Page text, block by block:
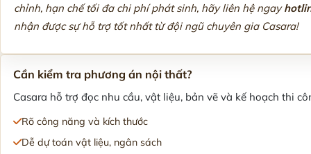
chỉnh, hạn chế tối đa chi phí phát sinh, hãy liên hệ ngay
nhận được sự hỗ trợ tốt nhất từ đội ngũ chuyên gia Casara!
Cần kiểm tra phương án nội thất?
Casara hỗ trợ đọc nhu cầu, vật liệu, bản vẽ và kế hoạch thi
Rõ công năng và kích thước
Dễ dự toán vật liệu, ngân sách